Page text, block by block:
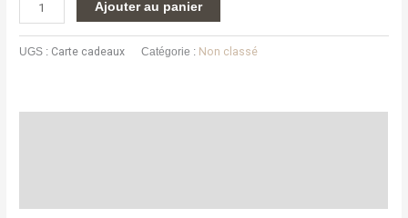
Ajouter au panier
UGS : Carte cadeaux Catégorie : Non classé